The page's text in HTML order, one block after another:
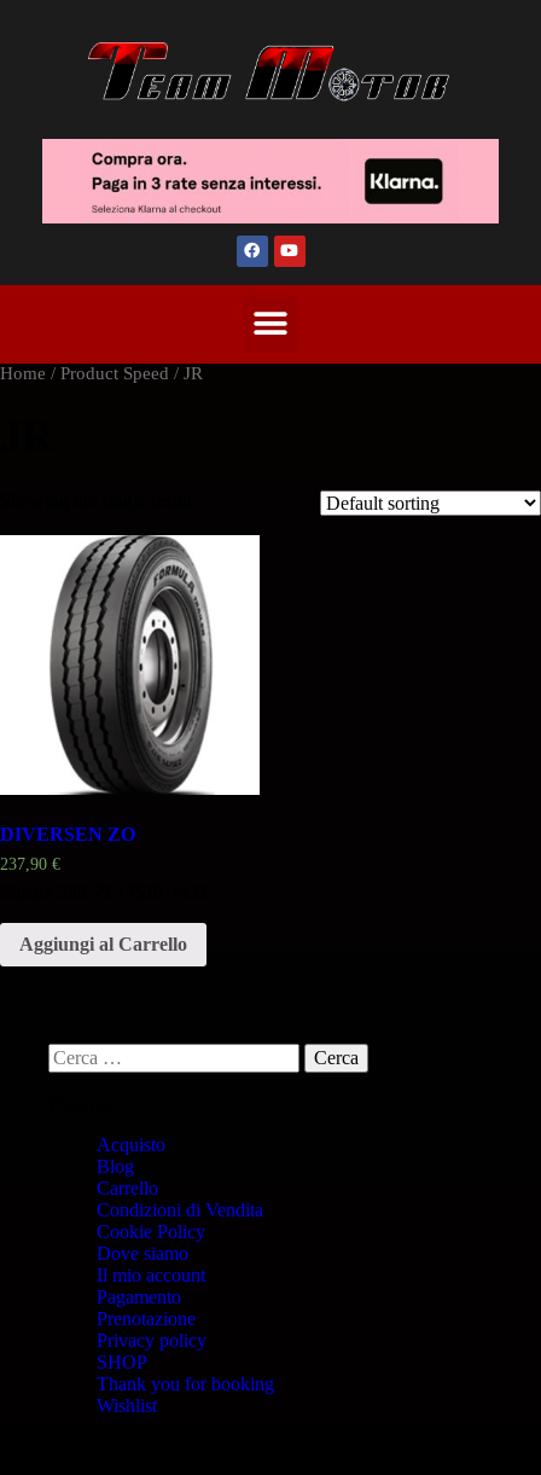
Home / Product Speed / JR
DIVERSEN ZO
237,90 €
Aggiungi al Carrello
Acquisto
Blog
Carrello
Condizioni di Vendita
Cookie Policy
Dove siamo
Il mio account
Pagamento
Prenotazione
Privacy policy
SHOP
Thank you for booking
Wishlist